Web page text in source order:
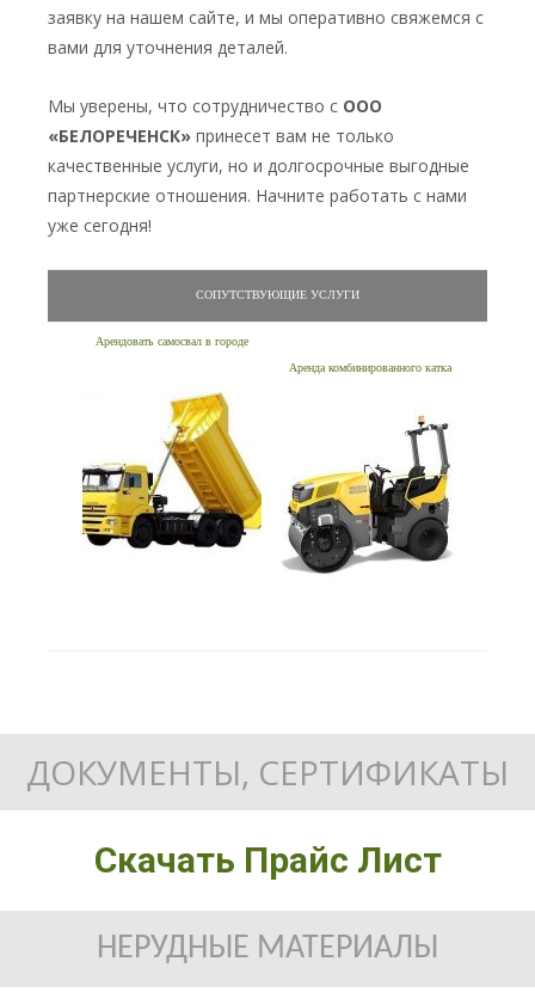
заявку на нашем сайте, и мы оперативно свяжемся с
вами для уточнения деталей.
Мы уверены, что сотрудничество с ООО
«БЕЛОРЕЧЕНСК» принесет вам не только
качественные услуги, но и долгосрочные выгодные
партнерские отношения. Начните работать с нами
уже сегодня!
СОПУТСТВУЮЩИЕ УСЛУГИ
Арендовать самосвал в городе
Аренда комбинированного катка
ДОКУМЕНТЫ, СЕРТИФИКАТЫ
Скачать Прайс Лист
НЕРУДНЫЕ МАТЕРИАЛЫ